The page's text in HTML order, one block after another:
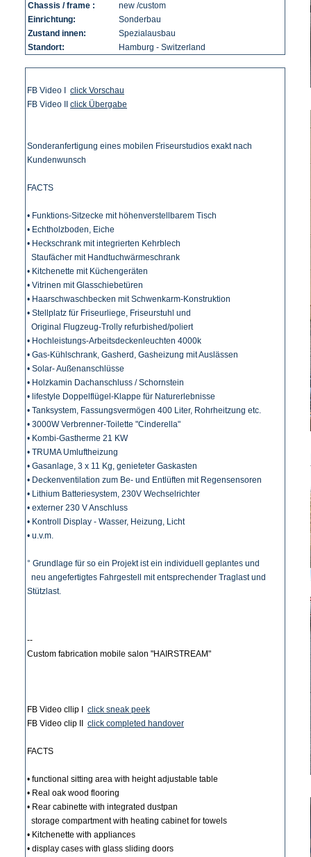
Chassis / frame :
new /custom
Einrichtung:
Sonderbau
Zustand innen:
Spezialausbau
Standort:
Hamburg - Switzerland
FB Video I click Vorschau
FB Video II click Übergabe
Sonderanfertigung eines mobilen Friseurstudios exakt nach
Kundenwunsch
FACTS
• Funktions-Sitzecke mit höhenverstellbarem Tisch
• Echtholzboden, Eiche
• Heckschrank mit integrierten Kehrblech
Staufächer mit Handtuchwärmeschrank
• Kitchenette mit Küchengeräten
• Vitrinen mit Glasschiebetüren
• Haarschwaschbecken mit Schwenkarm-Konstruktion
• Stellplatz für Friseurliege, Friseurstuhl und
Original Flugzeug-Trolly refurbished/poliert
• Hochleistungs-Arbeitsdeckenleuchten 4000k
• Gas-Kühlschrank, Gasherd, Gasheizung mit Auslässen
• Solar- Außenanschlüsse
• Holzkamin Dachanschluss / Schornstein
• lifestyle Doppelflügel-Klappe für Naturerlebnisse
• Tanksystem, Fassungsvermögen 400 Liter, Rohrheitzung etc.
• 3000W Verbrenner-Toilette "Cinderella"
• Kombi-Gastherme 21 KW
• TRUMA Umluftheizung
• Gasanlage, 3 x 11 Kg, genieteter Gaskasten
• Deckenventilation zum Be- und Entlüften mit Regensensoren
• Lithium Batteriesystem, 230V Wechselrichter
• externer 230 V Anschluss
• Kontroll Display - Wasser, Heizung, Licht
• u.v.m.
° Grundlage für so ein Projekt ist ein individuell geplantes und
neu angefertigtes Fahrgestell mit entsprechender Traglast und
Stützlast.
--
Custom fabrication mobile salon "HAIRSTREAM"
FB Video cllip I click sneak peek
FB Video clip II click completed handover
FACTS
• functional sitting area with height adjustable table
• Real oak wood flooring
• Rear cabinette with integrated dustpan
storage compartment with heating cabinet for towels
• Kitchenette with appliances
• display cases with glass sliding doors